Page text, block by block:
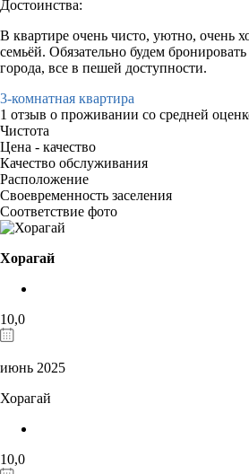
Достоинства:
В квартире очень чисто, уютно, очень
семьёй. Обязательно будем
города, все в пешей доступности.
3-комнатная квартира
1 отзыв о проживании со средней
Чистота
Цена - качество
Качество обслуживания
Расположение
Своевременность заселения
Соответствие фото
Хорагай
10,0
июнь 2025
Хорагай
10,0